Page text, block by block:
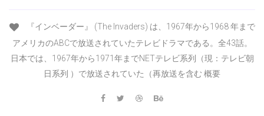
『インベーダー』 (The Invaders) は、1967年から1968 年まで
アメリカのABCで放送されていたテレビドラマである。全43話。
日本では、1967年から1971年までNETテレビ系列（現：テレビ朝
日系列 ）で放送されていた（再放送を含む 概要